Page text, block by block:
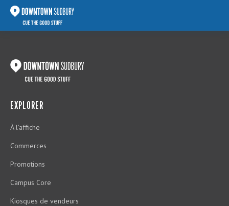
EXPLORER
À l'affiche
Commerces
Promotions
Campus Core
Kiosques de vendeurs